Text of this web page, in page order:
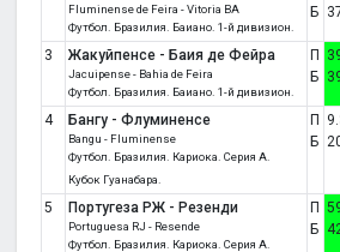
Fluminense de Feira - Vitoria BA
Футбол. Бразилия. Баиано. 1-й дивизион.
Б
3 Жакуйпенсе - Баия де Фейра
Jacuipense - Bahia de Feira
Футбол. Бразилия. Баиано. 1-й дивизион.
П
Б
4 Бангу - Флуминенсе
Bangu - Fluminense
Футбол. Бразилия. Кариока. Серия A.
Кубок Гуанабара.
П
Б
5 Португеза РЖ - Резенди
Portuguesa RJ - Resende
Футбол. Бразилия. Кариока. Серия A.
П
Б